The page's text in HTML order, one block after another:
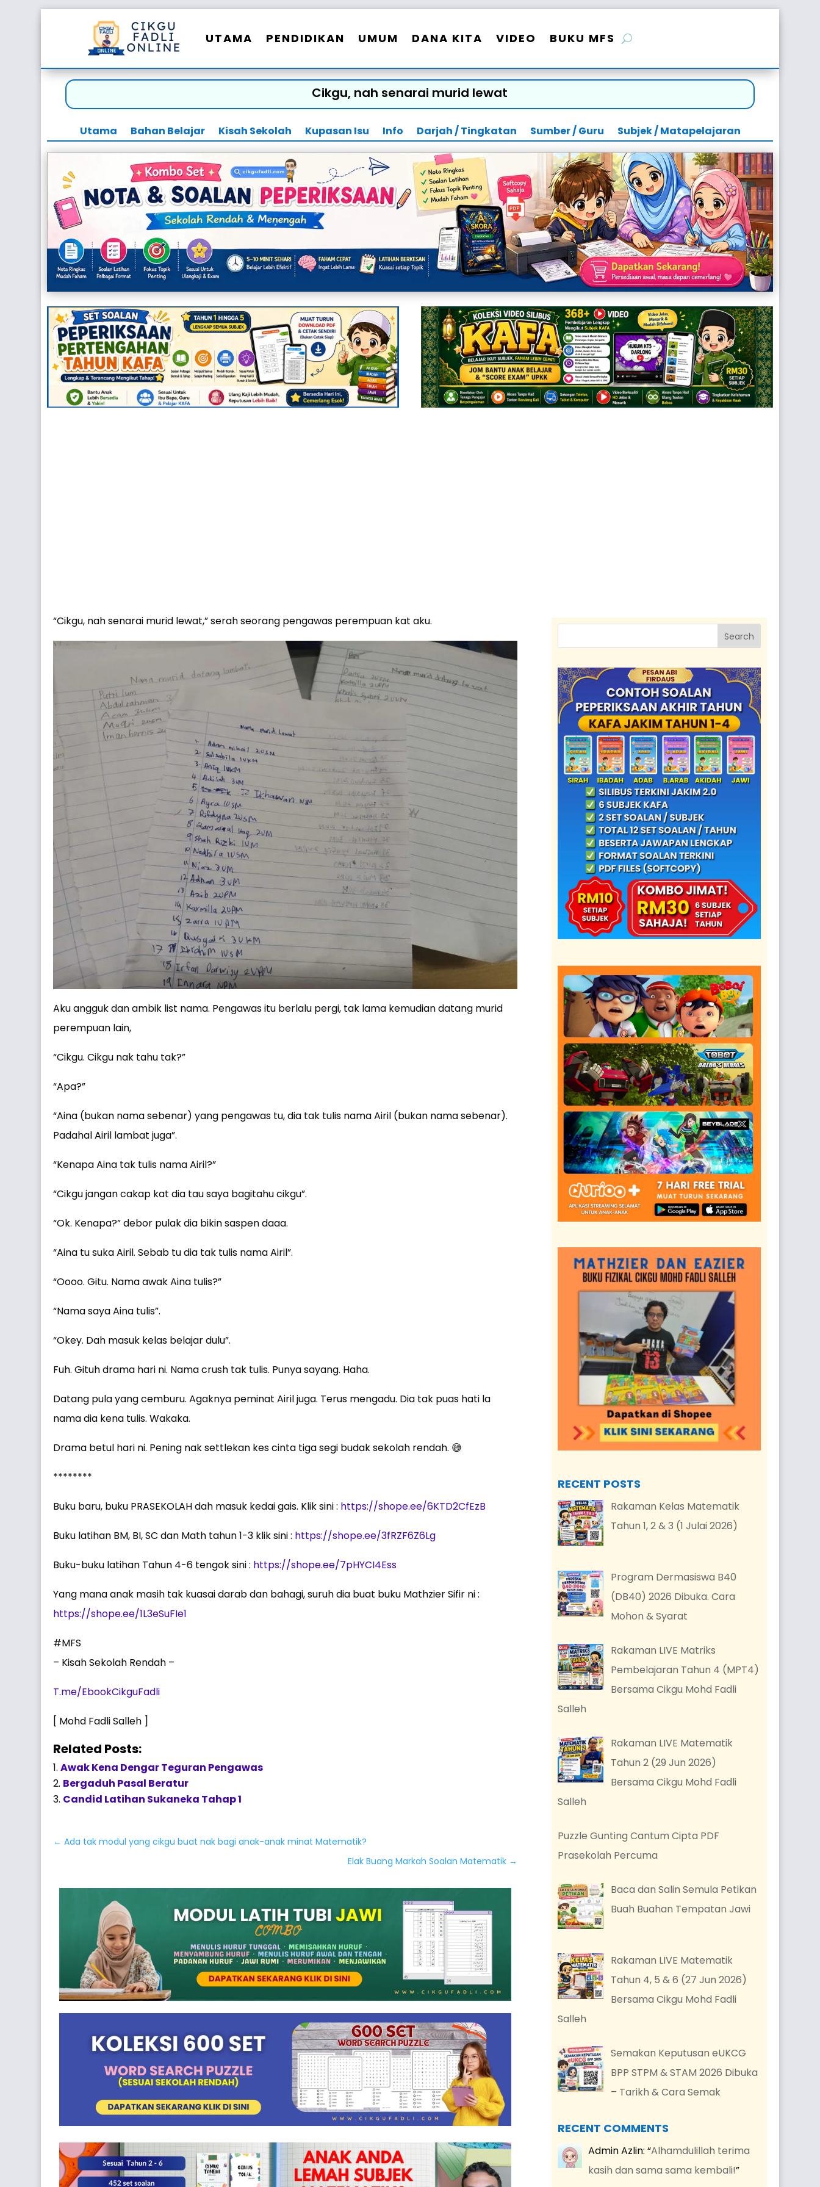
UTAMA PENDIDIKAN UMUM DANA KITA VIDEO BUKU MFS
Cikgu, nah senarai murid lewat
Utama Bahan Belajar Kisah Sekolah Kupasan Isu Info Darjah / Tingkatan Sumber / Guru Subjek / Matapelajaran
“Cikgu, nah senarai murid lewat,” serah seorang pengawas perempuan kat aku.
Aku angguk dan ambik list nama. Pengawas itu berlalu pergi, tak lama kemudian datang murid
perempuan lain,
“Cikgu. Cikgu nak tahu tak?”
“Apa?”
“Aina (bukan nama sebenar) yang pengawas tu, dia tak tulis nama Airil (bukan nama sebenar).
Padahal Airil lambat juga”.
“Kenapa Aina tak tulis nama Airil?”
“Cikgu jangan cakap kat dia tau saya bagitahu cikgu”.
“Ok. Kenapa?” debor pulak dia bikin saspen daaa.
“Aina tu suka Airil. Sebab tu dia tak tulis nama Airil”.
“Oooo. Gitu. Nama awak Aina tulis?”
“Nama saya Aina tulis”.
“Okey. Dah masuk kelas belajar dulu”.
Fuh. Gituh drama hari ni. Nama crush tak tulis. Punya sayang. Haha.
Datang pula yang cemburu. Agaknya peminat Airil juga. Terus mengadu. Dia tak puas hati la
nama dia kena tulis. Wakaka.
Drama betul hari ni. Pening nak settlekan kes cinta tiga segi budak sekolah rendah. 😅
********
Buku baru, buku PRASEKOLAH dah masuk kedai gais. Klik sini : https://shope.ee/6KTD2CfEzB
Buku latihan BM, BI, SC dan Math tahun 1-3 klik sini : https://shope.ee/3fRZF6Z6Lg
Buku-buku latihan Tahun 4-6 tengok sini : https://shope.ee/7pHYCI4Ess
Yang mana anak masih tak kuasai darab dan bahagi, suruh dia buat buku Mathzier Sifir ni :
https://shope.ee/1L3eSuFIe1
#MFS
– Kisah Sekolah Rendah –
T.me/EbookCikguFadli
[ Mohd Fadli Salleh ]
Related Posts:
Awak Kena Dengar Teguran Pengawas
Bergaduh Pasal Beratur
Candid Latihan Sukaneka Tahap 1
←Ada tak modul yang cikgu buat nak bagi anak-anak minat Matematik?
Elak Buang Markah Soalan Matematik →
RECENT POSTS
Rakaman Kelas Matematik
Tahun 1, 2 & 3 (1 Julai 2026)
Program Dermasiswa B40
(DB40) 2026 Dibuka. Cara
Mohon & Syarat
Rakaman LIVE Matriks
Pembelajaran Tahun 4 (MPT4)
Bersama Cikgu Mohd Fadli
Salleh
Rakaman LIVE Matematik
Tahun 2 (29 Jun 2026)
Bersama Cikgu Mohd Fadli
Salleh
Puzzle Gunting Cantum Cipta PDF
Prasekolah Percuma
Baca dan Salin Semula Petikan
Buah Buahan Tempatan Jawi
Rakaman LIVE Matematik
Tahun 4, 5 & 6 (27 Jun 2026)
Bersama Cikgu Mohd Fadli
Salleh
Semakan Keputusan eUKCG
BPP STPM & STAM 2026 Dibuka
– Tarikh & Cara Semak
RECENT COMMENTS
Admin Azlin: “Alhamdulillah terima
kasih dan sama sama kembali!”